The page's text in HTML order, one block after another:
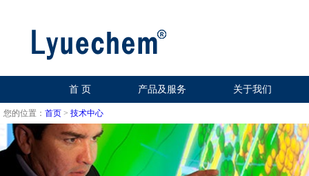
首 页 产品及服务 关于我们
您的位置： 首页 > 技术中心